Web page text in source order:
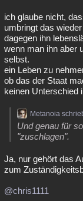
ich glaube nicht,
umbringt das
dagegen ihn
wenn man ihn aber
selbst.
ein Leben zu
ob das der Staat
keinen Unterschied
Metanoia
Und genau für
"zuschlagen".
Ja, nur gehört das
zum
@chris1111